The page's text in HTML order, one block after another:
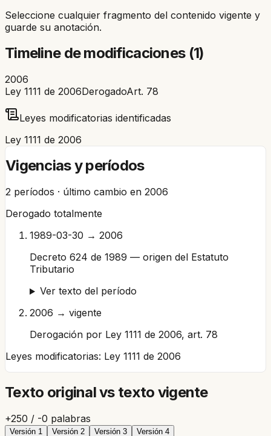
Seleccione cualquier fragmento del contenido vigente y
guarde su anotación.
Timeline de modificaciones (1)
2006
Ley 1111 de 2006DerogadoArt. 78
Leyes modificatorias identificadas
Ley 1111 de 2006
Vigencias y períodos
2 períodos · último cambio en 2006
Derogado totalmente
1989-03-30 → 2006
Decreto 624 de 1989 — origen del Estatuto
Tributario
Ver texto del período
2006 → vigente
Derogación por Ley 1111 de 2006, art. 78
Leyes modificatorias: Ley 1111 de 2006
Texto original vs texto vigente
+250 / -0 palabras
Versión 1 Versión 2 Versión 3 Versión 4